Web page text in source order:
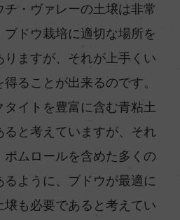
・ヴァレーの土壌は非常
ドウ栽培に適切な場所を
ますが、それが上手くい
ることが出来るのです。
イトを豊富に含む青粘土
ると考えていますが、それ
ムロールを含めた多くの
ように、ブドウが最適に
も必要であると考えてい